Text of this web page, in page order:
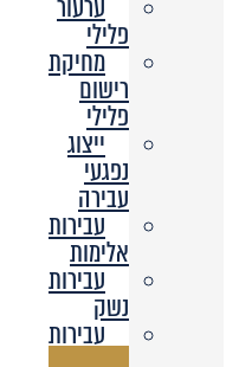
פלילי
מחיקת
רישום
פלילי
ייצוג
נפגעי
עבירה
עבירות
אלימות
עבירות
נשק
עבירות